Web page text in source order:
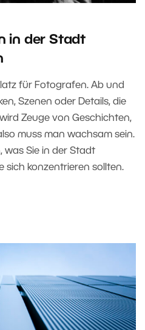
in der Stadt
für Fotografen. Ab und
Szenen oder Details, die
Zeuge von Geschichten,
muss man wachsam sein.
was Sie in der Stadt
sich konzentrieren sollten.